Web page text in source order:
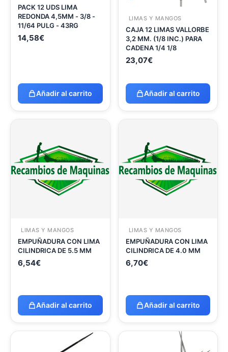
PACK 12 UDS LIMA
REDONDA 4,5MM - 3/8 -
11/64 PULG - 43RG
14,58€
Añadir al carrito
LIMAS Y MANGOS
CAJA 12 LIMAS VALLORBE
3,2 MM. (1/8 INC.) PARA
CADENA 1/4 1/8
23,07€
Añadir al carrito
LIMAS Y MANGOS
EMPUÑADURA CON LIMA
CILINDRICA DE 5.5 MM
6,54€
Añadir al carrito
LIMAS Y MANGOS
EMPUÑADURA CON LIMA
CILINDRICA DE 4.0 MM
6,70€
Añadir al carrito